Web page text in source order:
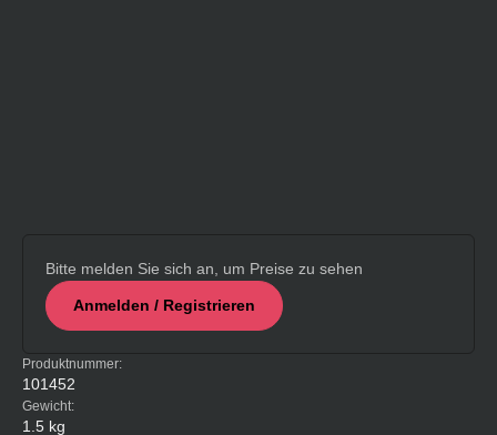
Bitte melden Sie sich an, um Preise zu sehen
Anmelden / Registrieren
Produktnummer:
101452
Gewicht:
1.5 kg